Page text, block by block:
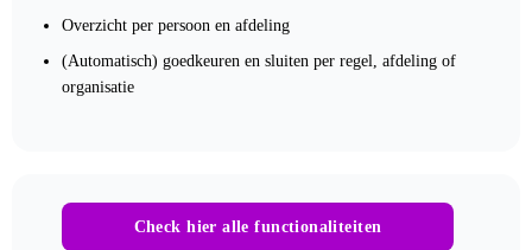
Overzicht per persoon en afdeling
(Automatisch) goedkeuren en sluiten per regel, afdeling of
organisatie
Check hier alle functionaliteiten